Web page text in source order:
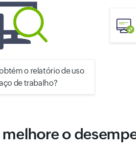
o relatório de uso
de trabalho?
o